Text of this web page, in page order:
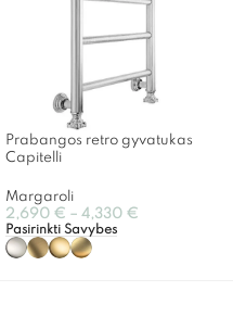
Prabangos retro gyvatukas
Capitelli
Margaroli
2,690 € – 4,330 €
Pasirinkti Savybes